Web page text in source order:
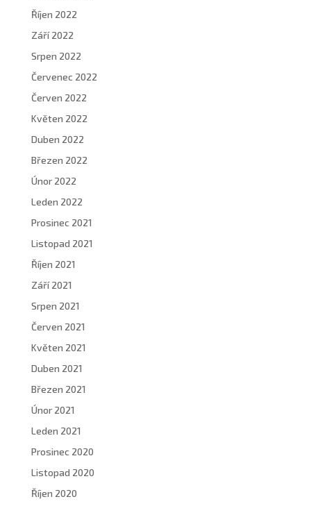
Říjen 2022
Září 2022
Srpen 2022
Červenec 2022
Červen 2022
Květen 2022
Duben 2022
Březen 2022
Únor 2022
Leden 2022
Prosinec 2021
Listopad 2021
Říjen 2021
Září 2021
Srpen 2021
Červen 2021
Květen 2021
Duben 2021
Březen 2021
Únor 2021
Leden 2021
Prosinec 2020
Listopad 2020
Říjen 2020